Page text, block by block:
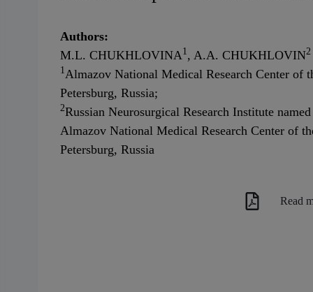
Authors:
M.L. CHUKHLOVINA 1 , A.A. CHUKHLOVIN2
1 Almazov National Medical Research Center of
Petersburg, Russia;
2Russian Neurosurgical Research Institute
Almazov National Medical Research Center of
Petersburg, Russia
Read